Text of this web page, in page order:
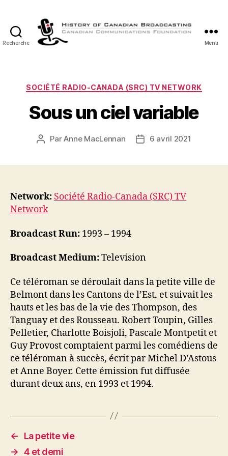
Recherche
Radiodiffusion
Menu
Catégories
SOCIÉTÉ RADIO-CANADA (SRC) TV NETWORK
Sous un ciel variable
Auteur
ParAnne MacLennan
Date6 avril 2021
Network: Société Radio-Canada (SRC) TV
Network
Broadcast Run: 1993 – 1994
Broadcast Medium:Television
Ce téléroman se déroulait dans la petite ville de
Belmont dans les Cantons de l’Est, et suivait les
hauts et les bas de la vie des Thompson, des
Tanguay et des Rousseau. Robert Toupin, Gilles
Pelletier, Charlotte Boisjoli, Pascale Montpetit et
Guy Provost comptaient parmi les comédiens de
ce téléroman à succès, écrit par Michel D’Astous
et Anne Boyer. Cette émission fut diffusée
durant deux ans, en 1993 et 1994.
←
La petite vie
→ 4 et demi